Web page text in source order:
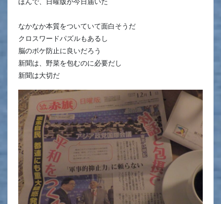
なかなか本質をついていて面白そうだ
クロスワードパズルもあるし
脳のボケ防止に良いだろう
新聞は、野菜を包むのに必要だし
新聞は大切だ